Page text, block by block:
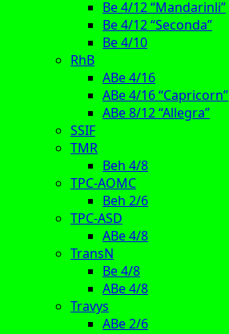
Be 4/12 “Mandarinli”
Be 4/12 “Seconda”
Be 4/10
RhB
ABe 4/16
ABe 4/16 “Capricorn”
ABe 8/12 “Allegra”
SSIF
TMR
Beh 4/8
TPC-AOMC
Beh 2/6
TPC-ASD
ABe 4/8
TransN
Be 4/8
ABe 4/8
Travys
ABe 2/6